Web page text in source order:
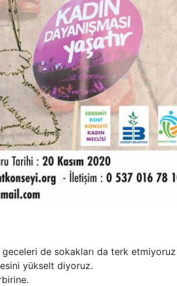
de sokakları da terk etmiyoruz
yükselt diyoruz.